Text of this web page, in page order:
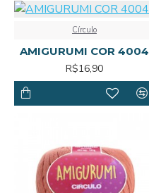
Círculo
AMIGURUMI COR 4004
R$16,90